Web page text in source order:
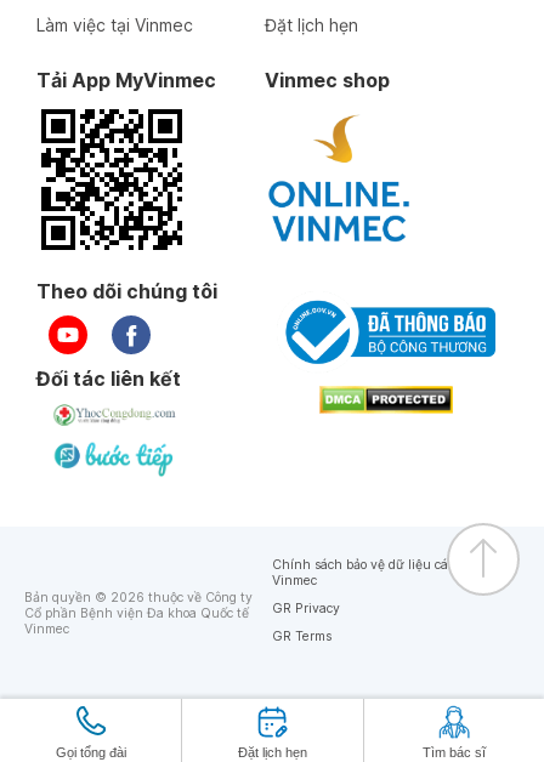
Gọi tổng đài Đặt lịch hẹn Tìm bác sĩ
Làm việc tại Vinmec
Đặt lịch hẹn
Tải App MyVinmec Vinmec shop
Theo dõi chúng tôi
Đối tác liên kết
Bản quyền © 2026 thuộc về Công ty
Cổ phần Bệnh viện Đa khoa Quốc tế
Vinmec
Chính sách bảo vệ dữ liệu cá nhân của
Vinmec
GR Privacy
GR Terms